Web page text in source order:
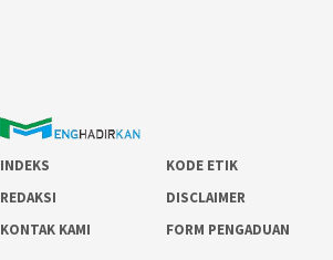
INDEKS KODE ETIK
REDAKSI
DISCLAIMER
KONTAK KAMI
FORM PENGADUAN